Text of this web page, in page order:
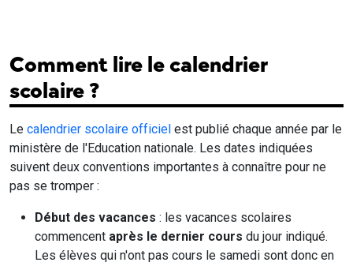
Comment lire le calendrier
scolaire ?
Le calendrier scolaire officiel est publié chaque année par le
ministère de l'Education nationale. Les dates indiquées
suivent deux conventions importantes à connaître pour ne
pas se tromper :
Début des vacances : les vacances scolaires
commencent après le dernier cours du jour indiqué.
Les élèves qui n'ont pas cours le samedi sont donc en